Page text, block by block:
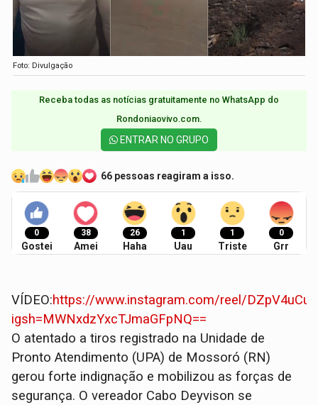
Foto: Divulgação
Receba todas as notícias gratuitamente no WhatsApp do
Rondoniaovivo.com.​
ENTRAR NO GRUPO
66 pessoas reagiram a isso.
0
Gostei
38
Amei
26
Haha
1
Uau
1
Triste
0
Grr
VÍDEO:https://www.instagram.com/reel/
igsh=MWNxdzYxcTJmaGFpNQ==
​O atentado a tiros registrado na Unidade de
Pronto Atendimento (UPA) de Mossoró (RN)
gerou forte indignação e mobilizou as forças de
segurança. O vereador Cabo Deyvison se